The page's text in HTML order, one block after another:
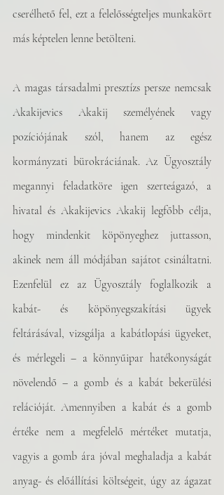
cserélhető fel, ezt a felelősségteljes munkakört
más képtelen lenne betölteni.
A magas társadalmi presztízs persze nemcsak
Akakijevics Akakij személyének vagy
pozíciójának szól, hanem az egész
kormányzati bürokráciának. Az Ügyosztály
megannyi feladatköre igen szerteágazó, a
hivatal és Akakijevics Akakij legfőbb célja,
hogy mindenkit köpönyeghez juttasson,
akinek nem áll módjában sajátot csináltatni.
Ezenfelül ez az Ügyosztály foglalkozik a
kabát- és köpönyegszakítási ügyek
feltárásával, vizsgálja a kabátlopási ügyeket,
és mérlegeli – a könnyűipar hatékonyságát
növelendő – a gomb és a kabát bekerülési
relációját. Amennyiben a kabát és a gomb
értéke nem a megfelelő mértéket mutatja,
vagyis a gomb ára jóval meghaladja a kabát
anyag- és előállítási költségeit, úgy az ágazat